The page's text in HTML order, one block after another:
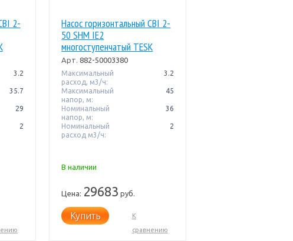
2-
3.2
35.7
29
2
Насос горизонтальный CBI 2-
50 SHM IE2
многоступенчатый TESK
Арт. 882-50003380
Максимальный
расход, м3/ч:
3.2
Максимальный
напор, м:
45
Номинальный
напор, м:
36
Номинальный
расход м3/ч:
2
В наличии
Цена: 29683 руб.
Купить
К
сравнению